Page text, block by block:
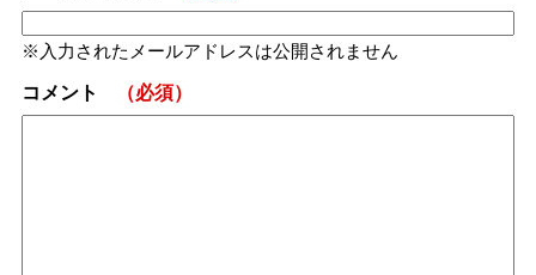
入力されたメールアドレスは公開されません
コメント （必須）